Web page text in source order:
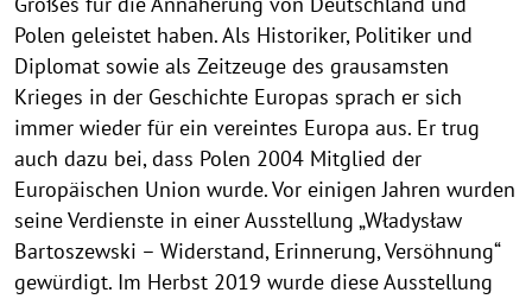
Polen geleistet haben. Als Historiker, Politiker und
Diplomat sowie als Zeitzeuge des grausamsten
Krieges in der Geschichte Europas sprach er sich
immer wieder für ein vereintes Europa aus. Er trug
auch dazu bei, dass Polen 2004 Mitglied der
Europäischen Union wurde. Vor einigen Jahren wurden
seine Verdienste in einer Ausstellung „Władysław
Bartoszewski – Widerstand, Erinnerung, Versöhnung“
gewürdigt. Im Herbst 2019 wurde diese Ausstellung